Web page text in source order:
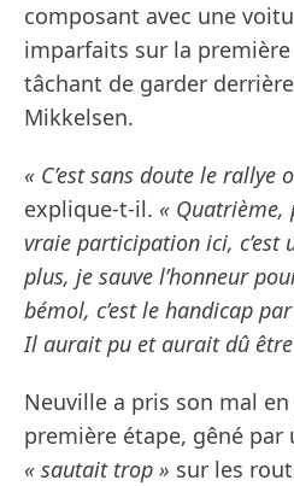
composant avec une
imparfaits sur la
tâchant de garder
Mikkelsen.
« C’est sans doute le rallye
explique-t-il. « Quatrième,
vraie participation ici, c’est
plus, je sauve l’honneur
bémol, c’est le handicap
Il aurait pu et aurait dû
Neuville a pris son mal
première étape, gêné par
« sautait trop » sur les